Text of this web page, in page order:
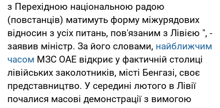
з Перехідною національною радою
(повстанців) матимуть форму міжурядових
відносин з усіх питань, пов'язаним з Лівією ", -
заявив міністр. За його словами, найближчим
часом МЗС ОАЕ відкриє у фактичній столиці
лівійських заколотників, місті Бенгазі, своє
представництво. У середині лютого в Лівії
почалися масові демонстрації з вимогою